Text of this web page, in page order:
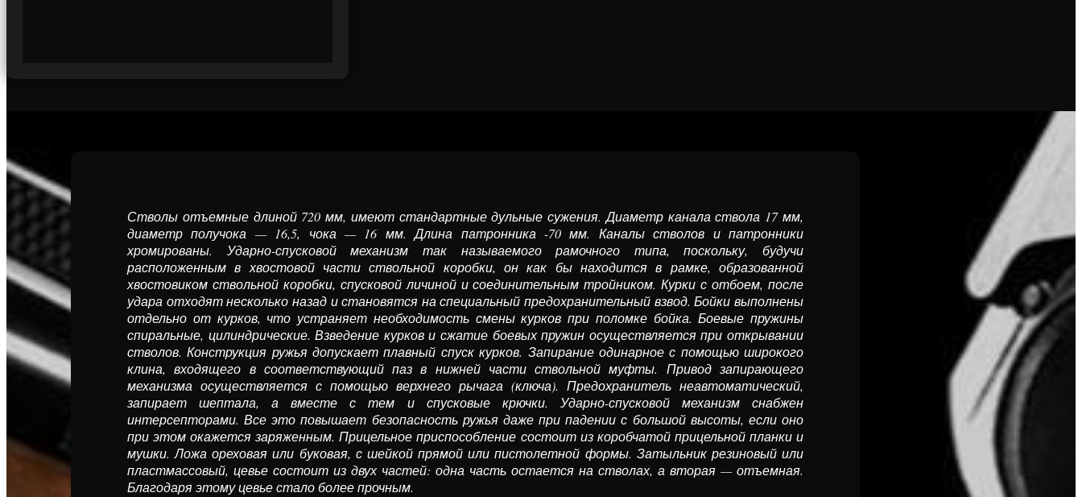
Стволы отъемные длиной 720 мм, имеют стандарт­ные дульные сужения. Диаметр канала ствола 17 мм,
диа­метр получока — 16,5, чока — 16 мм. Длина патронника -70 мм. Каналы стволов и патронники
хромированы. Ударно-спусковой механизм так называемого рамоч­ного типа, поскольку, будучи
расположенным в хвостовой части ствольной коробки, он как бы находится в рамке, образованной
хвостовиком ствольной коробки, спусковой личиной и соединительным тройником. Курки с отбоем, после
удара отходят несколько назад и становятся на спе­циальный предохранительный взвод. Бойки выполнены
отдельно от курков, что устраняет необходимость смены курков при поломке бойка. Боевые пружины
спиральные, цилиндрические. Взведение курков и сжатие боевых пру­жин осуществляется при открывании
стволов. Конструк­ция ружья допускает плавный спуск курков. Запирание одинарное с помощью широкого
клина, входящего в соответствующий паз в нижней части стволь­ной муфты. Привод запирающего
механизма осуществля­ется с помощью верхнего рычага (ключа). Предохрани­тель неавтоматический,
запирает шептала, а вместе с тем и спусковые крючки. Ударно-спусковой механизм снаб­жен
интерсепторами. Все это повышает безопасность ру­жья даже при падении с большой высоты, если оно
при этом окажется заряженным. Прицельное приспособление состоит из коробчатой прицельной планки и
мушки. Ложа ореховая или буковая, с шейкой прямой или пистолетной формы. Затыльник резиновый или
пластмассовый, цевье состоит из двух частей: одна часть остается на стволах, а вторая — отъемная.
Благодаря этому цевье стало более проч­ным.